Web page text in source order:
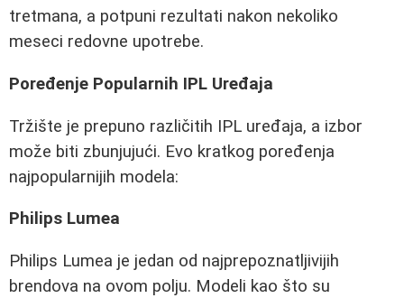
tretmana, a potpuni rezultati nakon nekoliko
meseci redovne upotrebe.
Poređenje Popularnih IPL Uređaja
Tržište je prepuno različitih IPL uređaja, a izbor
može biti zbunjujući. Evo kratkog poređenja
najpopularnijih modela:
Philips Lumea
Philips Lumea je jedan od najprepoznatljivijih
brendova na ovom polju. Modeli kao što su